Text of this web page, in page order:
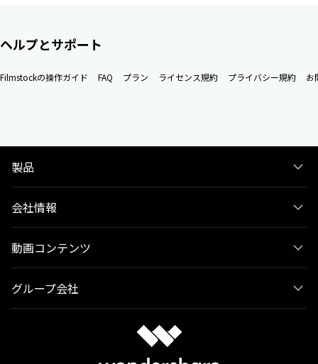
ヘルプとサポート
Filmstockの操作ガイド FAQ プラン ライセンス規約 プライバシー規約 お
製品
会社情報
動画コンテンツ
グループ会社